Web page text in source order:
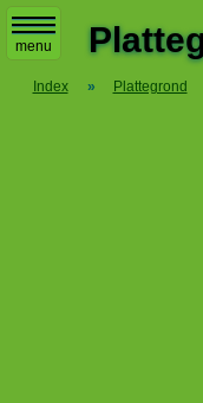
menu
Index » Plattegrond